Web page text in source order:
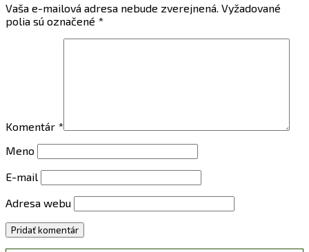
Vaša e-mailová adresa nebude zverejnená. Vyžadované
polia sú označené *
Komentár *
Meno
E-mail
Adresa webu